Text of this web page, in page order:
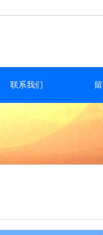
联系我们